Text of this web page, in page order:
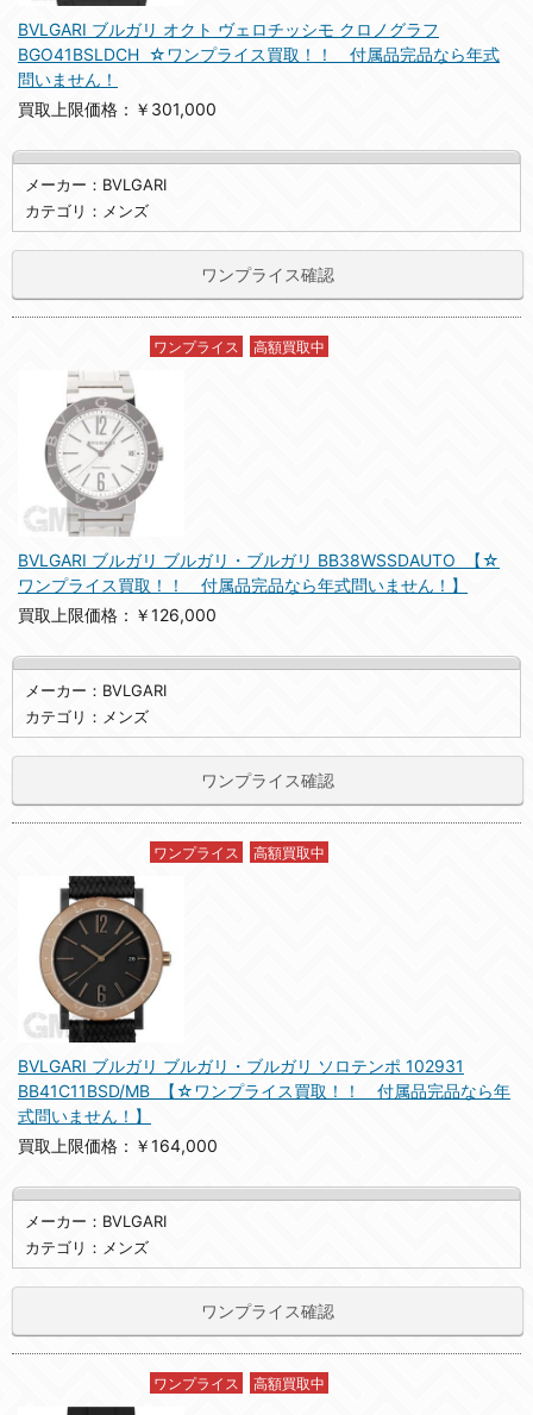
BVLGARI ブルガリ オクト ヴェロチッシモ クロノグラフ
BGO41BSLDCH ☆ワンプライス買取！！ 付属品完品なら年式
問いません！
買取上限価格：￥301,000
メーカー：BVLGARI
カテゴリ：メンズ
ワンプライス確認
ワンプライス 高額買取中
BVLGARI ブルガリ ブルガリ・ブルガリ BB38WSSDAUTO 【☆
ワンプライス買取！！ 付属品完品なら年式問いません！】
買取上限価格：￥126,000
メーカー：BVLGARI
カテゴリ：メンズ
ワンプライス確認
ワンプライス 高額買取中
BVLGARI ブルガリ ブルガリ・ブルガリ ソロテンポ 102931
BB41C11BSD/MB 【☆ワンプライス買取！！ 付属品完品なら年
式問いません！】
買取上限価格：￥164,000
メーカー：BVLGARI
カテゴリ：メンズ
ワンプライス確認
ワンプライス 高額買取中